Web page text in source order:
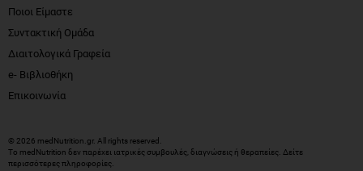
Ποιοι Είμαστε
Συντακτική Ομάδα
Διαιτολογικά Γραφεία
e- Βιβλιοθήκη
Επικοινωνία
© 2026 medNutrition.gr. All rights reserved.
Το medNutrition δεν παρέχει ιατρικές συμβουλές, διαγνώσεις ή θεραπείες. Δείτε
περισσότερες πληροφορίες